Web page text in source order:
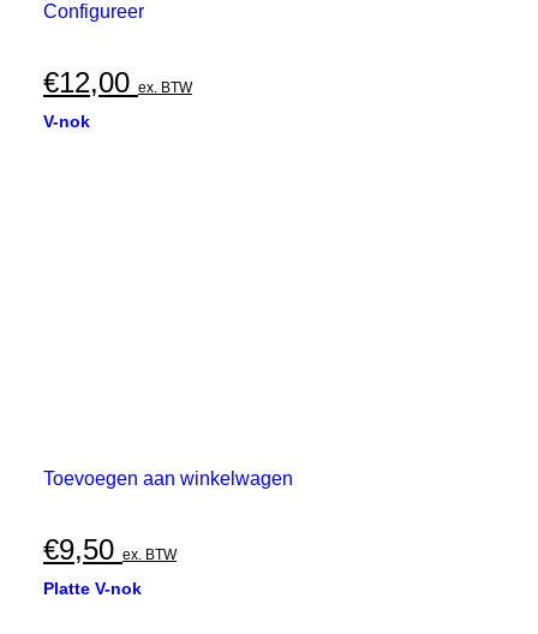
Configureer
€12,00 ex. BTW
V-nok
Toevoegen aan winkelwagen
€9,50 ex. BTW
Platte V-nok